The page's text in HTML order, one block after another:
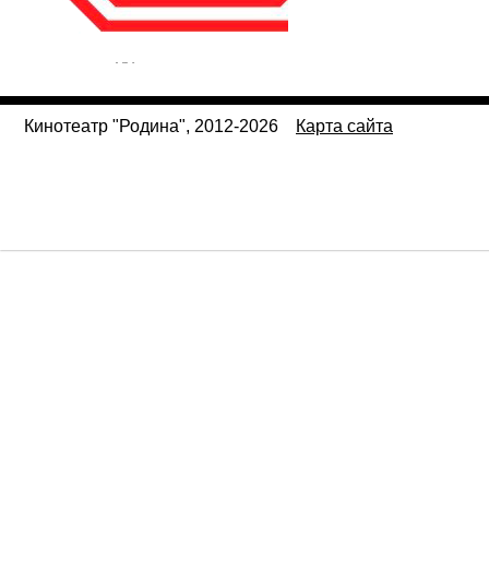
Кинотеатр "Родина", 2012-2026 Карта сайта